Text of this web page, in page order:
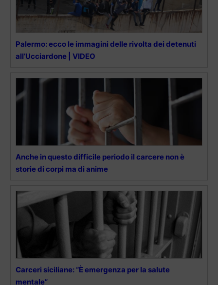
Palermo: ecco le immagini delle rivolta dei detenuti
all’Ucciardone | VIDEO
Anche in questo difficile periodo il carcere non è
storie di corpi ma di anime
Carceri siciliane: “È emergenza per la salute
mentale”